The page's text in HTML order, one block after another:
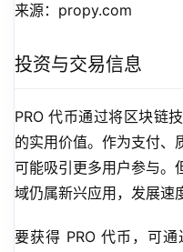
来源：propy.com
投资与交易信息
PRO 代币通过将区块链
的实用价值。作为支付、
可能吸引更多用户参与。
域仍属新兴应用，发展速
要获得 PRO 代币，可